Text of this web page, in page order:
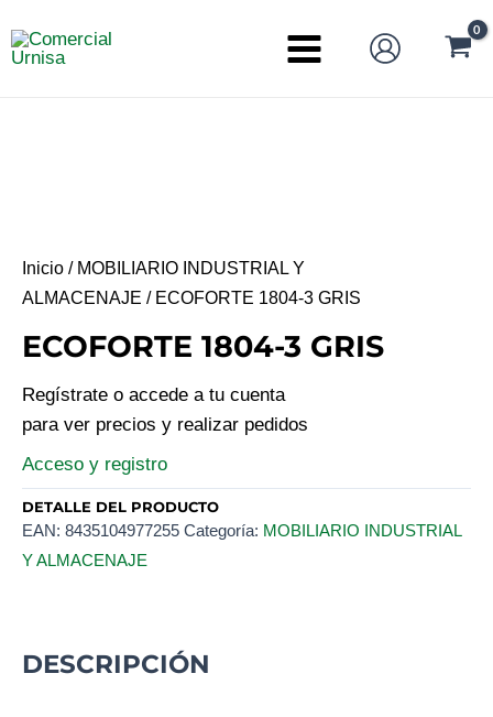
al
Main
Inicio / MOBILIARIO INDUSTRIAL Y
ALMACENAJE / ECOFORTE 1804-3 GRIS
ECOFORTE 1804-3 GRIS
Regístrate o accede a tu cuenta
para ver precios y realizar pedidos
Acceso y registro
DETALLE DEL PRODUCTO
EAN: 8435104977255 Categoría: MOBILIARIO INDUSTRIAL
Y ALMACENAJE
DESCRIPCIÓN